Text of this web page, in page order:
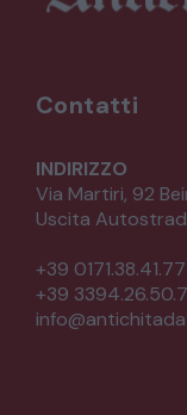
Contatti
INDIRIZZO
Via Martiri, 92
Uscita
+39 0171.38.41.77
+39